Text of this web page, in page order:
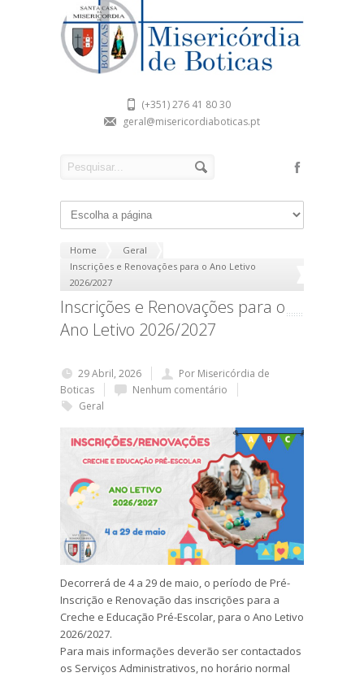
(+351) 276 41 80 30
geral@misericordiaboticas.pt
Home
Geral
Inscrições e Renovações para o Ano Letivo
2026/2027
Inscrições e Renovações para o
Ano Letivo 2026/2027
29 Abril, 2026
Por Misericórdia de
Boticas
Nenhum comentário
Geral
Decorrerá de 4 a 29 de maio, o período de Pré-
Inscrição e Renovação das inscrições para a
Creche e Educação Pré-Escolar, para o Ano Letivo
2026/2027.
Para mais informações deverão ser contactados
os Serviços Administrativos, no horário normal